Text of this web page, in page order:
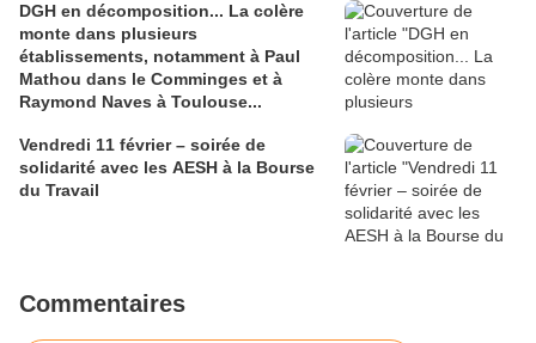
DGH en décomposition... La colère
monte dans plusieurs
établissements, notamment à Paul
Mathou dans le Comminges et à
Raymond Naves à Toulouse...
Vendredi 11 février – soirée de
solidarité avec les AESH à la Bourse
du Travail
Commentaires